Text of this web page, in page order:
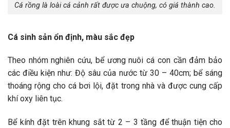
Cá rồng là loài cá cảnh rất được ưa chuộng, có giá thành cao.
Cá sinh sản ổn định, màu sắc đẹp
Theo nhóm nghiên cứu, bể ương nuôi cá con cần đảm bảo
các điều kiện như: Độ sâu của nước từ 30 – 40cm; bể sáng
thoáng rộng cho cá bơi lội, đặt trong nhà và được cung cấp
khí oxy liên tục.
Bể kính đặt trên khung sắt từ 2 – 3 tầng để thuận tiện cho